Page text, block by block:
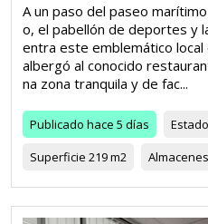
A un paso del paseo
o, el pabellón de deportes y
entra este emblemático
albergó al conocido
na zona tranquila y de fac...
Publicado hace 5 días Estado
Superficie 219 m2 Almacenes